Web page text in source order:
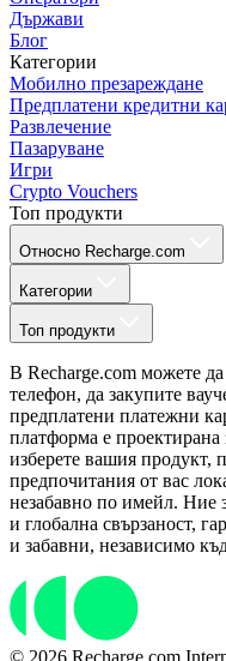
Държави
Блог
Категории
Мобилно презареждане
Предплатени кредитни
Развлечение
Пазаруване
Игри
Crypto Vouchers
Топ продукти
Относно Recharge.com
Категории
Топ продукти
В Recharge.com можете
телефон, да закупите
предплатени платежни
платформа е
изберете вашия продукт,
предпочитания от вас
незабавно по имейл. Ние
и глобална свързаност,
и забавни, независимо